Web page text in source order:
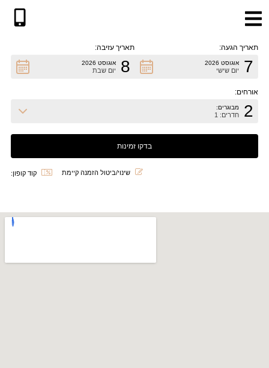
בְּאֲתָר
"נָגִישׁ
הָאֲתָר.
תאריך הגעה:
7 אוגוסט 2026
יום שישי
תאריך עזיבה:
8 אוגוסט 2026
יום שבת
אורחים:
2 מבוגרים:
חדרים: 1
קוד קופון: שינוי/ביטול הזמנה קיימת